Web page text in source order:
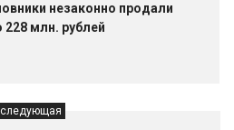
незаконно продали
млн. рублей
следующая